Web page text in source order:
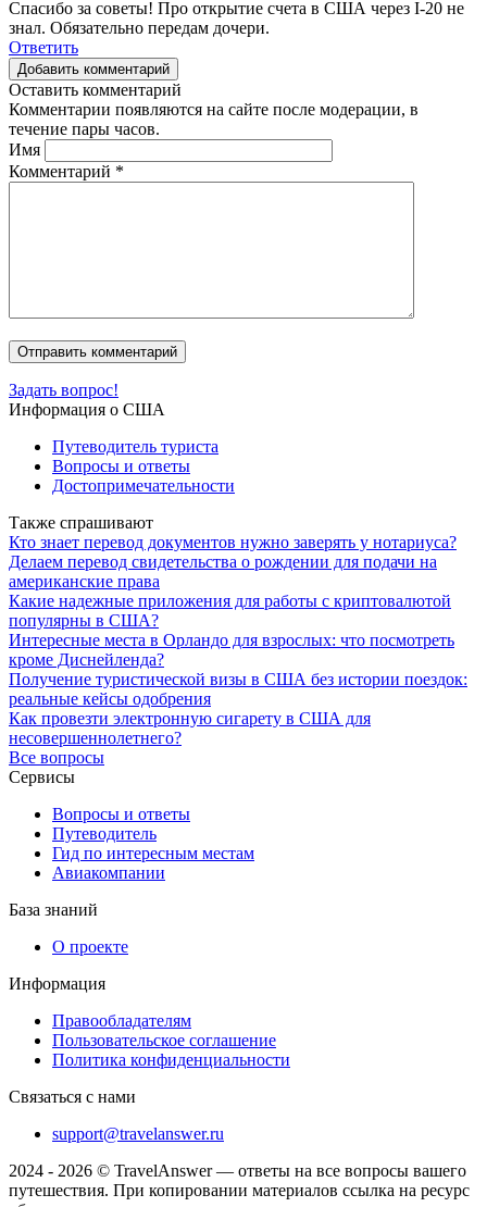
Спасибо за советы! Про открытие счета в США через I-20 не
знал. Обязательно передам дочери.
Ответить
Добавить комментарий
Оставить комментарий
Комментарии появляются на сайте после модерации, в
течение пары часов.
Имя
Комментарий *
Задать вопрос!
Информация о США
Путеводитель туриста
Вопросы и ответы
Достопримечательности
Также спрашивают
Кто знает перевод документов нужно заверять у нотариуса?
Делаем перевод свидетельства о рождении для подачи на
американские права
Какие надежные приложения для работы с криптовалютой
популярны в США?
Интересные места в Орландо для взрослых: что посмотреть
кроме Диснейленда?
Получение туристической визы в США без истории поездок:
реальные кейсы одобрения
Как провезти электронную сигарету в США для
несовершеннолетнего?
Все вопросы
Сервисы
Вопросы и ответы
Путеводитель
Гид по интересным местам
Авиакомпании
База знаний
О проекте
Информация
Правообладателям
Пользовательское соглашение
Политика конфиденциальности
Связаться с нами
support@travelanswer.ru
2024 - 2026 © TravelAnswer — ответы на все вопросы вашего
путешествия. При копировании материалов ссылка на ресурс